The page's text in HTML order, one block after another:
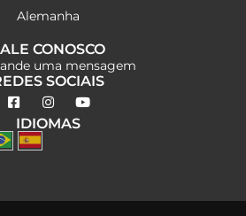
Alemanha
CONOSCO
uma mensagem
SOCIAIS
IDIOMAS